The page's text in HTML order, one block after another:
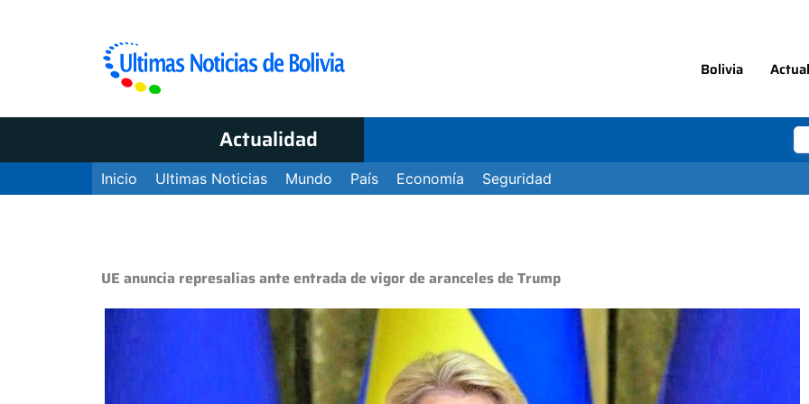
Bolivia
Actualidad
Inicio Ultimas Noticias Mundo País Economía Seguridad
UE anuncia represalias ante entrada de vigor de aranceles de Trump